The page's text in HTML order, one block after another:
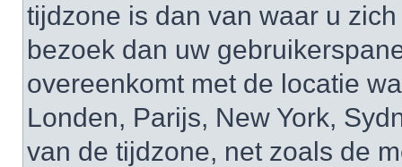
tijdzone is dan van waar u
bezoek dan uw
overeenkomt met de locatie
Londen, Parijs, New York,
van de tijdzone, net zoals de